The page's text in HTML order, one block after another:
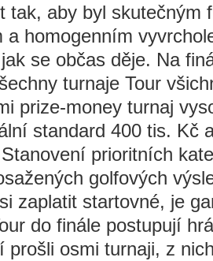
tak, aby byl skutečným
a homogenním
se občas děje. Na
turnaje Tour
prize-money turnaj
standard 400 tis. Kč
prioritních
golfových
zaplatit startovné, je
do finále postupují
prošli osmi turnaji, z